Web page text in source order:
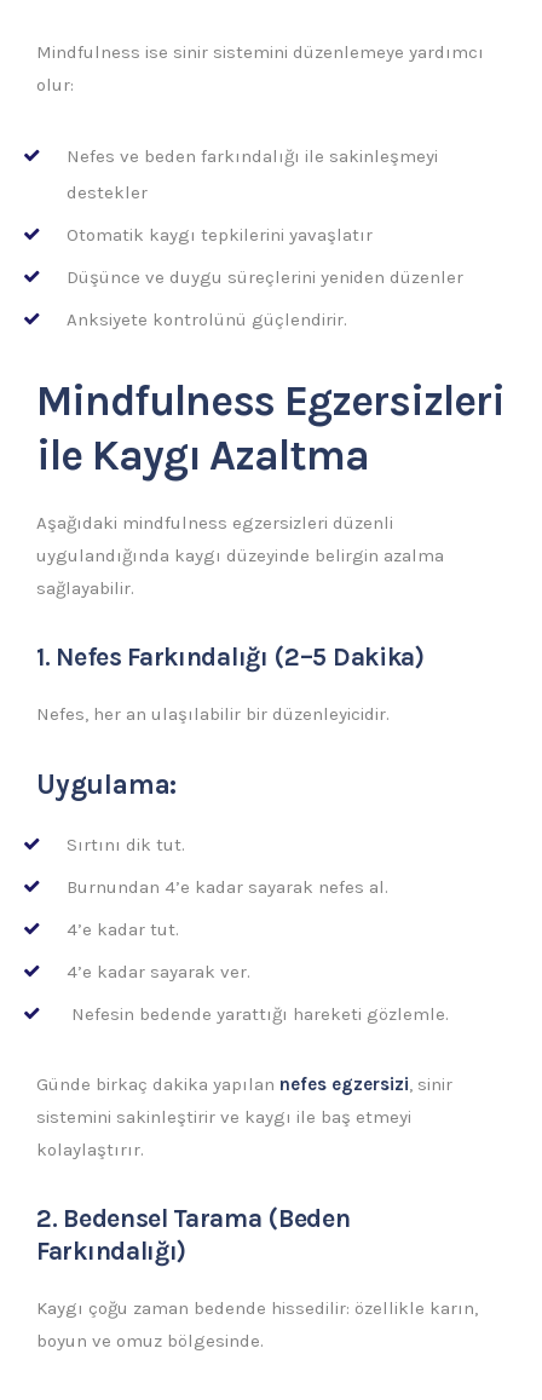
Mindfulness ise sinir sistemini düzenlemeye yardımcı
olur:
Nefes ve beden farkındalığı ile sakinleşmeyi
destekler
Otomatik kaygı tepkilerini yavaşlatır
Düşünce ve duygu süreçlerini yeniden düzenler
Anksiyete kontrolünü güçlendirir.
Mindfulness Egzersizleri
ile Kaygı Azaltma
Aşağıdaki mindfulness egzersizleri düzenli
uygulandığında kaygı düzeyinde belirgin azalma
sağlayabilir.
1. Nefes Farkındalığı (2–5 Dakika)
Nefes, her an ulaşılabilir bir düzenleyicidir.
Uygulama:
Sırtını dik tut.
Burnundan 4’e kadar sayarak nefes al.
4’e kadar tut.
4’e kadar sayarak ver.
Nefesin bedende yarattığı hareketi gözlemle.
Günde birkaç dakika yapılan nefes egzersizi, sinir
sistemini sakinleştirir ve kaygı ile baş etmeyi
kolaylaştırır.
2. Bedensel Tarama (Beden
Farkındalığı)
Kaygı çoğu zaman bedende hissedilir: özellikle karın,
boyun ve omuz bölgesinde.